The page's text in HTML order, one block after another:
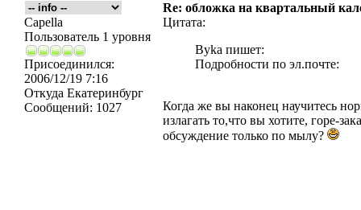
Re: обложка на квартальный
Capella
Пользователь 1 уровня
Присоединился:
2006/12/19 7:16
Откуда Екатеринбург
Сообщений: 1027
Цитата:
Byka пишет:
Подробности по эл.почте:
Когда же вы наконец научитесь
излагать то,что вы хотите, горе-
обсуждение только по мылу?